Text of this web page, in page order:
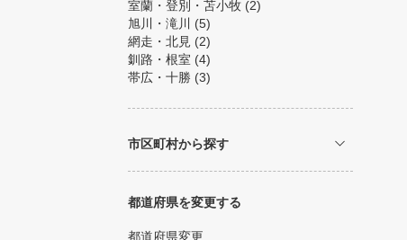
室蘭・登別・苫小牧 (2)
旭川・滝川
(5)
網走・北見 (2)
釧路・根室 (4)
帯広・十勝 (3)
市区町村から探す
都道府県を変更する
都道府県変更